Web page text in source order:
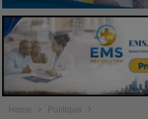
Home Politique